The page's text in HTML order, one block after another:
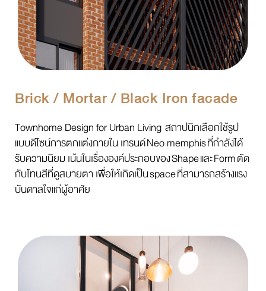
Brick / Mortar / Black Iron facade
Townhome Design for Urban Living สถาปนิกเลือกใช้รูป
แบบดีไซน์การตกแต่งภายใน เทรนด์Neo memphisที่กำลังได้
รับความนิยม เน้นในเรื่ององค์ประกอบของShapeและFormตัด
กับโทนสีที่ดูสบายตา เพื่อให้เกิดเป็นspaceที่สามารถสร้างแรง
บันดาลใจแก่ผู้อาศัย